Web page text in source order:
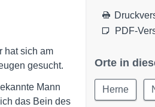
hat sich am
gesucht.
Mann
das Bein des
PDF-
Orte in
Herne